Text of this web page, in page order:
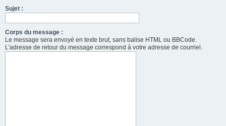
Sujet :
Corps du message :
Le message sera envoyé en texte brut, sans balise HTML ou BBCode.
L’adresse de retour du message correspond à votre adresse de courriel.